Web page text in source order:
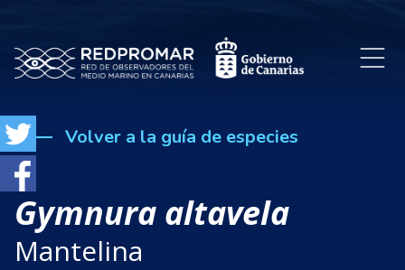
Volver a la guía de especies
Gymnura altavela
Mantelina